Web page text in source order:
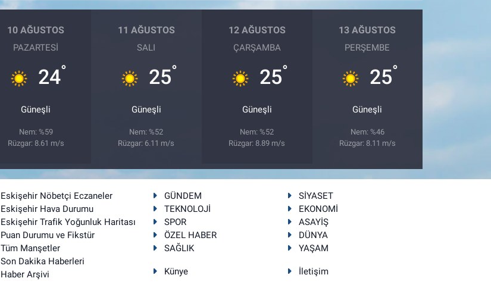
10 AĞUSTOS
PAZARTESI
24°
Güneşli
Nem: %59
Rüzgar: 8.61 m/s
11 AĞUSTOS
SALI
25°
Güneşli
Nem: %52
Rüzgar: 6.11 m/s
12 AĞUSTOS
ÇARŞAMBA
25°
Güneşli
Nem: %52
Rüzgar: 8.89 m/s
13 AĞUSTOS
PERŞEMBE
25°
Güneşli
Nem: %46
Rüzgar: 8.11 m/s
Eskişehir Nöbetçi Eczaneler
Eskişehir Hava Durumu
Eskişehir Trafik Yoğunluk Haritası
Puan Durumu ve Fikstür
Tüm Manşetler
Son Dakika Haberleri
Haber Arşivi
GÜNDEM
SİYASET
TEKNOLOJİ
EKONOMİ
SPOR
ASAYİŞ
ÖZEL HABER
DÜNYA
SAĞLIK
YAŞAM
Künye İletişim